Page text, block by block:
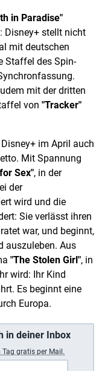
in Paradise"
Disney+ stellt nicht
mit deutschen
Staffel des Spin-
mit der dritten
von "Tracker"
im April auch
Mit Spannung
Sex", in der
der
wird und die
Sie verlässt ihren
war, und beginnt,
auszuleben. Aus
"The Stolen Girl", in
wird: Ihr Kind
Es beginnt eine
Europa.
in deiner Inbox
Tag gratis per Mail.